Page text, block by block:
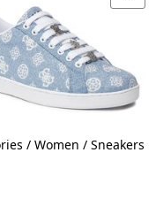
/ Women / Sneakers